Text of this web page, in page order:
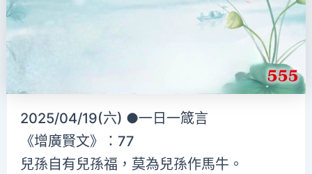
2025/04/19(六) ●一日一箴言
《增廣賢文》：77
兒孫自有兒孫福，莫為兒孫作馬牛。